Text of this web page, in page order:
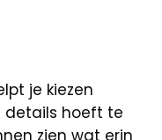
je kiezen
details hoeft te
zien wat erin